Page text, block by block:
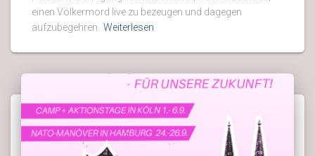
einen Völkermord live zu bezeugen und dagegen
aufzubegehren. Weiterlesen